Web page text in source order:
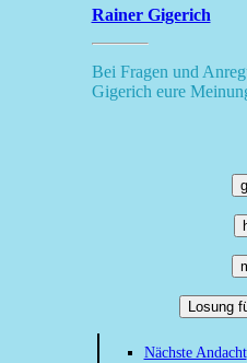
Rainer Gigerich
Bei Fragen und
Gigerich eure
Losung
Nächste Andacht